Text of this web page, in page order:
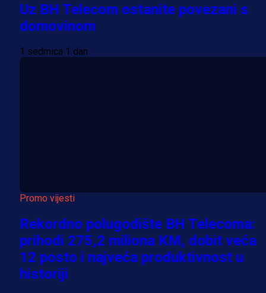
Uz BH Telecom ostanite povezani s
domovinom
1 sedmica 1 dan
Promo vijesti
Rekordno polugodište BH Telecoma:
prihodi 275,2 miliona KM, dobit veća
12 posto i najveća produktivnost u
historiji